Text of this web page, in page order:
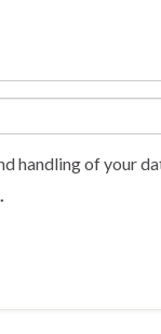
handling of your